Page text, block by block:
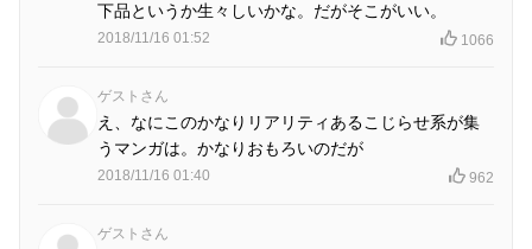
下品というか生々しいかな。だがそこがいい。
2018/11/16 01:52 1066
ゲストさん
え、なにこのかなりリアリティあるこじらせ系が集
うマンガは。かなりおもろいのだが
2018/11/16 01:40 962
ゲストさん